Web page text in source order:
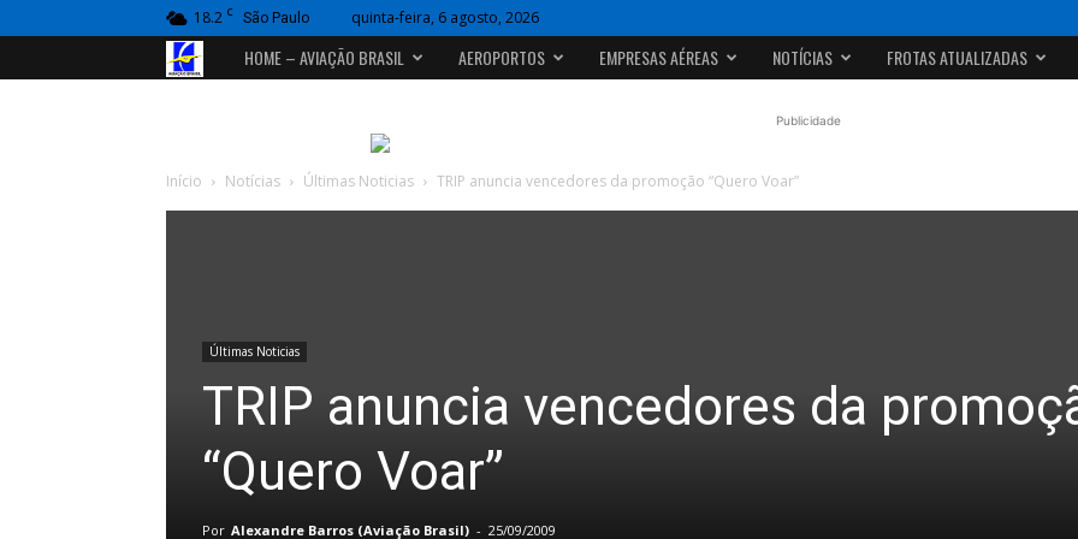
18.2 C São Paulo quinta-feira, 6 agosto, 2026
Portal
HOME – AVIAÇÃO BRASIL AEROPORTOS EMPRESAS AÉREAS NOTÍCIAS FROTAS ATUALIZADAS
Publicidade
Início Notícias Últimas Noticias TRIP anuncia vencedores da promoção “Quero Voar”
Últimas Noticias
TRIP anuncia vencedores da
“Quero Voar”
Por Alexandre Barros (Aviação Brasil) - 25/09/2009